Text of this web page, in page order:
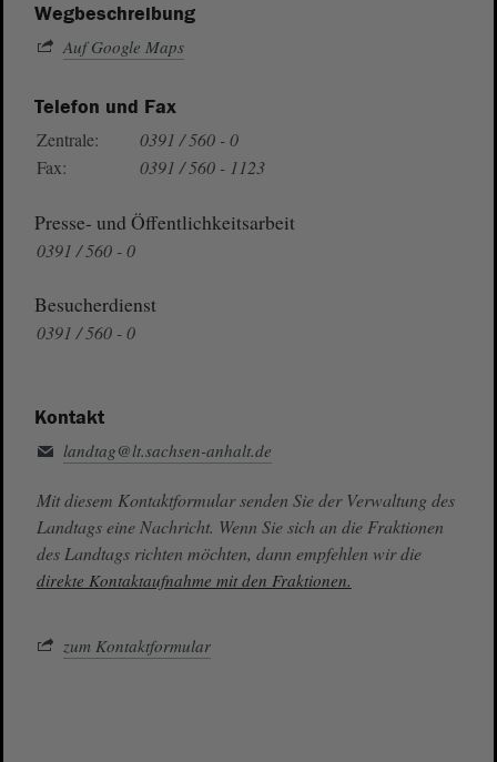
Wegbeschreibung
Auf Google Maps
Telefon und Fax
Zentrale:
0391 / 560 - 0
Fax:
0391 / 560 - 1123
Presse- und Öffentlichkeitsarbeit
0391 / 560 - 0
Besucherdienst
0391 / 560 - 0
Kontakt
landtag@lt.sachsen-anhalt.de
Mit diesem Kontaktformular senden Sie der Verwaltung des
Landtags eine Nachricht. Wenn Sie sich an die Fraktionen
des Landtags richten möchten, dann empfehlen wir die
direkte Kontaktaufnahme mit den Fraktionen.
zum Kontaktformular